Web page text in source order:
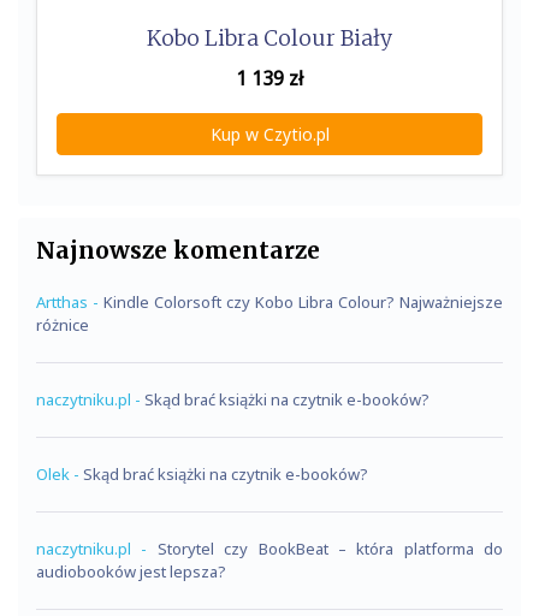
Kobo Libra Colour Biały
1 139 zł
Kup w Czytio.pl
Najnowsze komentarze
Artthas - Kindle Colorsoft czy Kobo Libra Colour? Najważniejsze
różnice
naczytniku.pl - Skąd brać książki na czytnik e-booków?
Olek - Skąd brać książki na czytnik e-booków?
naczytniku.pl - Storytel czy BookBeat – która platforma do
audiobooków jest lepsza?